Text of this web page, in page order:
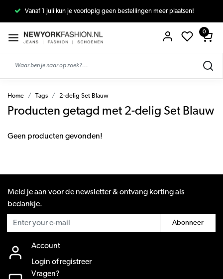
Vanaf 1 juli kun je voorlopig geen bestellingen meer plaatsen!
0
Home Tags 2-delig Set Blauw
Producten getagd met 2-delig Set Blauw
Geen producten gevonden!
Meld je aan voor de newsletter & ontvang korting als
bedankje.
Abonneer
Account
Login of registreer
Vragen?